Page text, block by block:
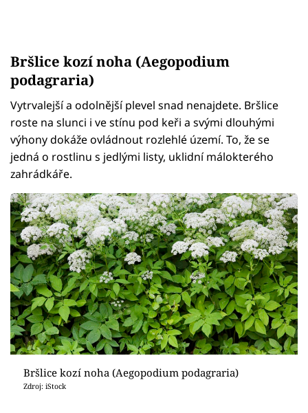
Bršlice kozí noha (Aegopodium
podagraria)
Vytrvalejší a odolnější plevel snad nenajdete. Bršlice
roste na slunci i ve stínu pod keři a svými dlouhými
výhony dokáže ovládnout rozlehlé území. To, že se
jedná o rostlinu s jedlými listy, uklidní málokterého
zahrádkáře.
Bršlice kozí noha (Aegopodium podagraria)
Zdroj: iStock